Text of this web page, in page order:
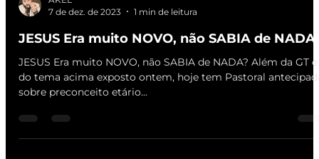
7 de dez. de 2023
1 min de leitura
JESUS Era muito NOVO, não SABIA de
JESUS Era muito NOVO, não SABIA de NADA? Além da GT e
do tema acima exposto ontem, hoje tem Pastoral
sobre preconceito etário...